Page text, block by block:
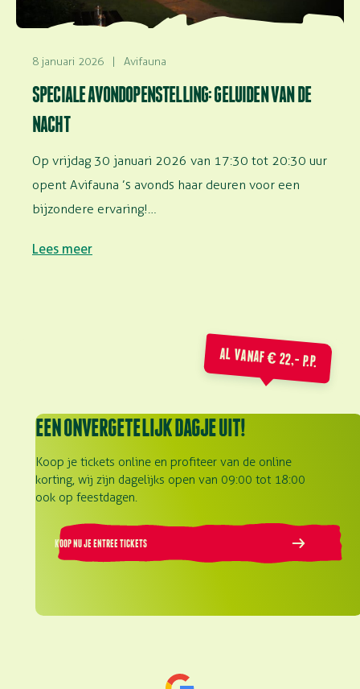
8 januari 2026 | Avifauna
SPECIALE AVONDOPENSTELLING: GELUIDEN VAN DE
NACHT
Op vrijdag 30 januari 2026 van 17:30 tot 20:30 uur
opent Avifauna ’s avonds haar deuren voor een
bijzondere ervaring!…
Lees meer
AL VANAF € 22,- P.P.
EEN ONVERGETELIJK DAGJE UIT!
Koop je tickets online en profiteer van de online
korting, wij zijn dagelijks open van 09:00 tot 18:00
ook op feestdagen.
KOOP NU JE ENTREE TICKETS